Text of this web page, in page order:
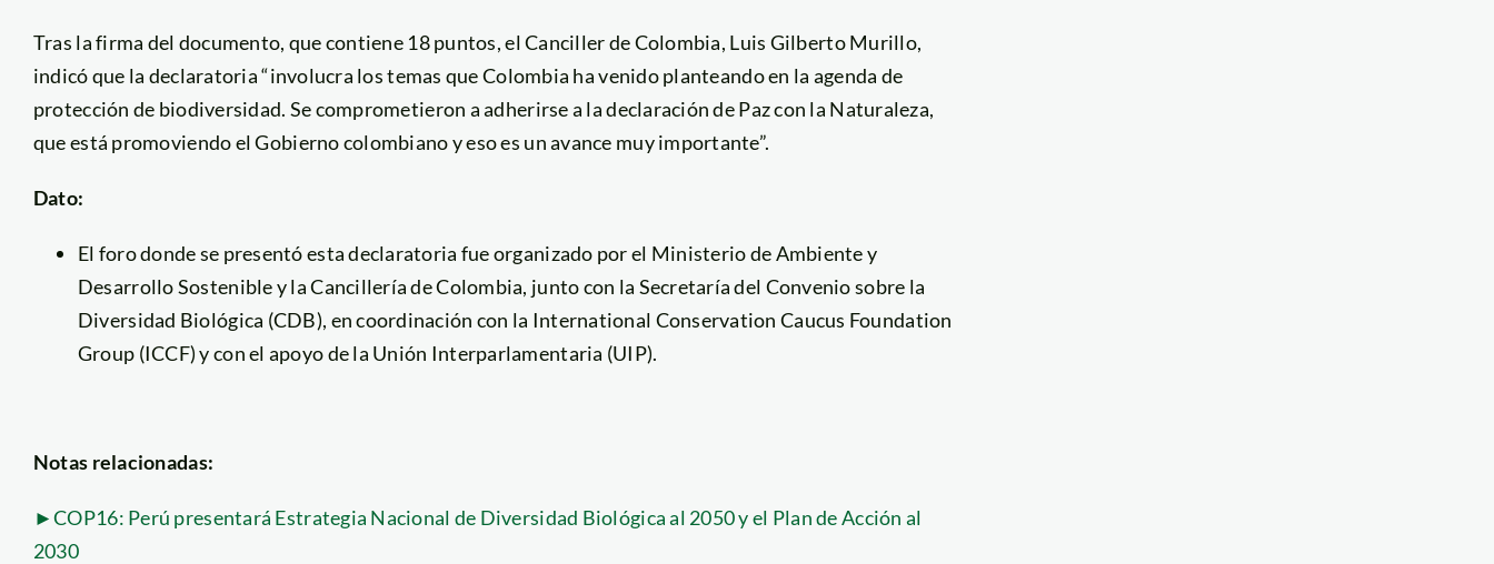
Tras la firma del documento, que contiene 18 puntos, el Canciller de Colombia, Luis Gilberto Murillo,
indicó que la declaratoria “involucra los temas que Colombia ha venido planteando en la agenda de
protección de biodiversidad. Se comprometieron a adherirse a la declaración de Paz con la Naturaleza,
que está promoviendo el Gobierno colombiano y eso es un avance muy importante”.
Dato:
El foro donde se presentó esta declaratoria fue organizado por el Ministerio de Ambiente y
Desarrollo Sostenible y la Cancillería de Colombia, junto con la Secretaría del Convenio sobre la
Diversidad Biológica (CDB), en coordinación con la International Conservation Caucus Foundation
Group (ICCF) y con el apoyo de la Unión Interparlamentaria (UIP).
Notas relacionadas:
►COP16: Perú presentará Estrategia Nacional de Diversidad Biológica al 2050 y el Plan de Acción al
2030